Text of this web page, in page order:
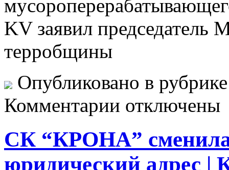
KV заявил председатель
терробщины
Опубликовано в
Комментарии отключены
СК “КРОНА”
юридический адрес |